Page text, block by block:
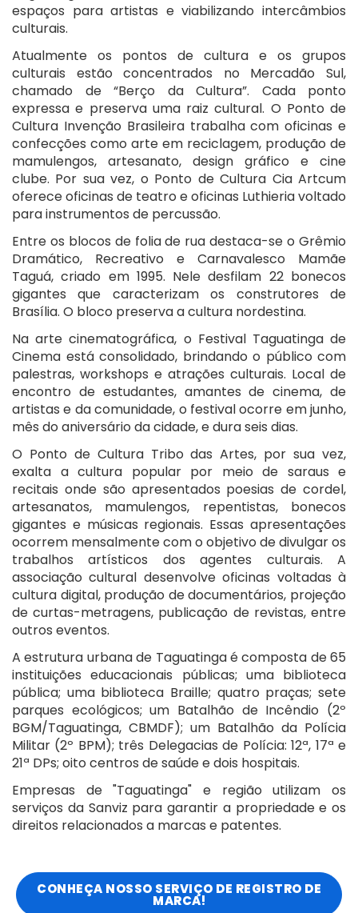
espaços para artistas e viabilizando intercâmbios
culturais.
Atualmente os pontos de cultura e os grupos
culturais estão concentrados no Mercadão Sul,
chamado de “Berço da Cultura”. Cada ponto
expressa e preserva uma raiz cultural. O Ponto de
Cultura Invenção Brasileira trabalha com oficinas e
confecções como arte em reciclagem, produção de
mamulengos, artesanato, design gráfico e cine
clube. Por sua vez, o Ponto de Cultura Cia Artcum
oferece oficinas de teatro e oficinas Luthieria voltado
para instrumentos de percussão.
Entre os blocos de folia de rua destaca-se o Grêmio
Dramático, Recreativo e Carnavalesco Mamãe
Taguá, criado em 1995. Nele desfilam 22 bonecos
gigantes que caracterizam os construtores de
Brasília. O bloco preserva a cultura nordestina.
Na arte cinematográfica, o Festival Taguatinga de
Cinema está consolidado, brindando o público com
palestras, workshops e atrações culturais. Local de
encontro de estudantes, amantes de cinema, de
artistas e da comunidade, o festival ocorre em junho,
mês do aniversário da cidade, e dura seis dias.
O Ponto de Cultura Tribo das Artes, por sua vez,
exalta a cultura popular por meio de saraus e
recitais onde são apresentados poesias de cordel,
artesanatos, mamulengos, repentistas, bonecos
gigantes e músicas regionais. Essas apresentações
ocorrem mensalmente com o objetivo de divulgar os
trabalhos artísticos dos agentes culturais. A
associação cultural desenvolve oficinas voltadas à
cultura digital, produção de documentários, projeção
de curtas-metragens, publicação de revistas, entre
outros eventos.
A estrutura urbana de Taguatinga é composta de 65
instituições educacionais públicas; uma biblioteca
pública; uma biblioteca Braille; quatro praças; sete
parques ecológicos; um Batalhão de Incêndio (2º
BGM/Taguatinga, CBMDF); um Batalhão da Polícia
Militar (2º BPM); três Delegacias de Polícia: 12ª, 17ª e
21ª DPs; oito centros de saúde e dois hospitais.
Empresas de "Taguatinga" e região utilizam os
serviços da Sanviz para garantir a propriedade e os
direitos relacionados a marcas e patentes.
CONHEÇA NOSSO SERVIÇO DE REGISTRO DE
MARCA!